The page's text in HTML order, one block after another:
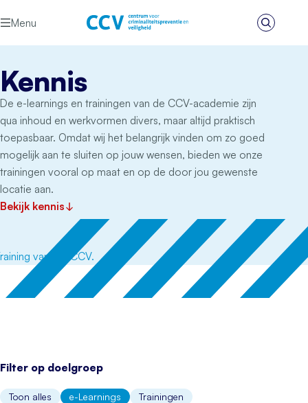
Menu
Zoeken
Kennis
De e-learnings en trainingen van de CCV-academie zijn
qua inhoud en werkvormen divers, maar altijd praktisch
toepasbaar. Omdat wij het belangrijk vinden om zo goed
mogelijk aan te sluiten op jouw wensen, bieden we onze
trainingen vooral op maat en op de door jou gewenste
locatie aan.
Bekijk kennis
Filter op doelgroep
Toon alles e-Learnings Trainingen